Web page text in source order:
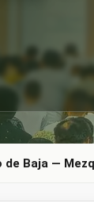
Baja —